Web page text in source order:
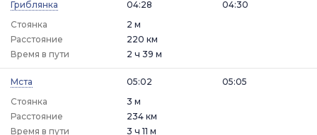
Гриблянка
04:28
Стоянка
2 м
04:30
Расстояние
220 км
Время в пути
2 ч 39 м
Мста
05:02
Стоянка
3 м
05:05
Расстояние
234 км
Время в пути
3 ч 11 м